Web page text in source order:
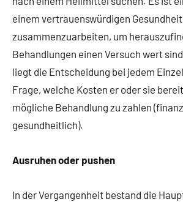
einem vertrauenswürdigen
zusammenzuarbeiten, um
Behandlungen einen Versuch wert
liegt die Entscheidung bei jedem
Frage, welche Kosten er oder sie
mögliche Behandlung zu zahlen
gesundheitlich).
Ausruhen oder pushen
In der Vergangenheit bestand die